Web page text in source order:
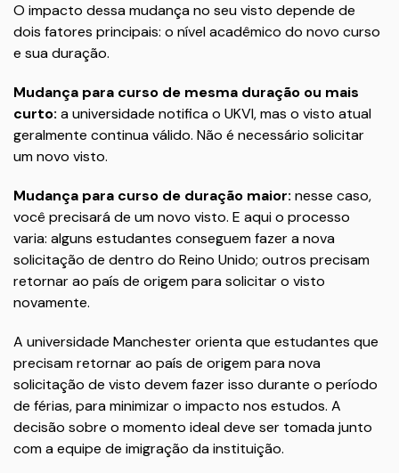
O impacto dessa mudança no seu visto depende de
dois fatores principais: o nível acadêmico do novo curso
e sua duração.
Mudança para curso de mesma duração ou mais
curto: a universidade notifica o UKVI, mas o visto atual
geralmente continua válido. Não é necessário solicitar
um novo visto.
Mudança para curso de duração maior: nesse caso,
você precisará de um novo visto. E aqui o processo
varia: alguns estudantes conseguem fazer a nova
solicitação de dentro do Reino Unido; outros precisam
retornar ao país de origem para solicitar o visto
novamente.
A universidade Manchester orienta que estudantes que
precisam retornar ao país de origem para nova
solicitação de visto devem fazer isso durante o período
de férias, para minimizar o impacto nos estudos. A
decisão sobre o momento ideal deve ser tomada junto
com a equipe de imigração da instituição.